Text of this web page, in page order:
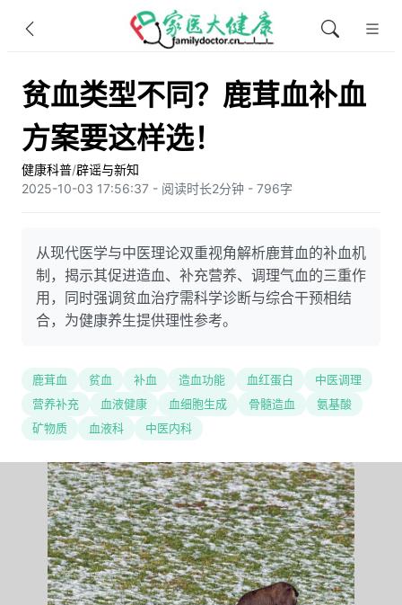
贫血类型不同？鹿茸血补血
方案要这样选！
健康科普/辟谣与新知
2025-10-03 17:56:37 - 阅读时长2分钟 - 796字
从现代医学与中医理论双重视角解析鹿茸血的补血机
制，揭示其促进造血、补充营养、调理气血的三重作
用，同时强调贫血治疗需科学诊断与综合干预相结
合，为健康养生提供理性参考。
鹿茸血 贫血 补血 造血功能 血红蛋白
中医调理
营养补充
血液健康 血细胞生成 骨髓造血
氨基酸
矿物质
血液科 中医内科